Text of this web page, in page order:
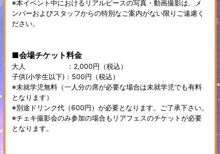
※本イベント中におけるリアルピースの写真・動画撮影は、メ
ンバーおよびスタッフからの特別なご案内がない限りご遠慮く
ださい。
■会場チケット料金
大人 ：2,000円（税込）
子供(小学生以下)：500円（税込）
※未就学児無料（一人分の席が必要な場合は未就学児でも有料
となります）
※別途ドリンク代（600円）が必要となります。ご了承下さい。
※チェキ撮影会のみ参加の場合もリアフェスのチケットが必要
となります。